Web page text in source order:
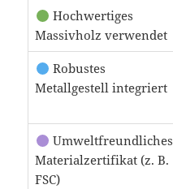
Hochwertiges
Massivholz verwendet
Robustes
Metallgestell integriert
Umweltfreundliches
Materialzertifikat (z. B.
FSC)